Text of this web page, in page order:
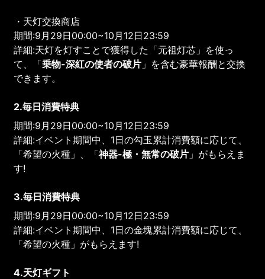
・天灯交換商店
期間:9月29日00:00~10月12日23:59
詳細:天灯を灯すことで獲得した「元祖灯芯」を使っ
て、「乗物-深紅の使者の破片 」を含む豪華報酬と交換
できます。
2.毎日消費特典
期間:9月29日00:00~10月12日23:59
詳細:イベント期間中、1日の勾玉累計消費額に応じて、
「希望の火種」、「神器-極・無常の破片 」がもらえま
す!
3.毎日消費特典
期間:9月29日00:00~10月12日23:59
詳細:イベント期間中、1日の金塊累計消費額に応じて、
「希望の火種」がもらえます!
4.天灯ギフト